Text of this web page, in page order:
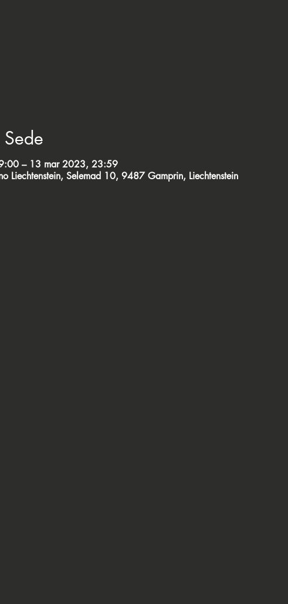
– 13 mar 2023, 23:59
Selemad 10, 9487 Gamprin, Liechtenstein